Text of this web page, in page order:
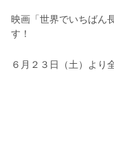
映画「世界でいちばん
す！
６月２３日（土）より